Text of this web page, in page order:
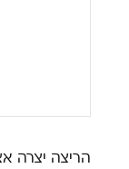
הריצה יצרה